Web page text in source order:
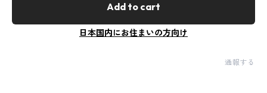
Add to cart
日本国内にお住まいの方向け
通報する